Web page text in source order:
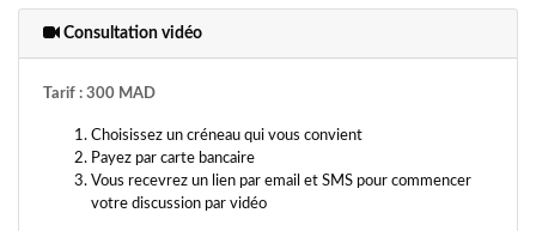
Consultation vidéo
Tarif : 300 MAD
Choisissez un créneau qui vous convient
Payez par carte bancaire
Vous recevrez un lien par email et SMS pour commencer
votre discussion par vidéo